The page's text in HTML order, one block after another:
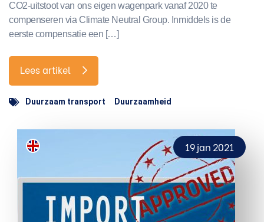
CO2-uitstoot van ons eigen wagenpark vanaf 2020 te
compenseren via Climate Neutral Group. Inmiddels is de
eerste compensatie een […]
Lees artikel
Duurzaam transport Duurzaamheid
19 jan 2021